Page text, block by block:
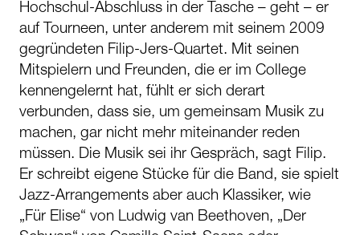
Hochschul-Abschluss in der Tasche – geht – er
auf Tourneen, unter anderem mit seinem 2009
gegründeten Filip-Jers-Quartet. Mit seinen
Mitspielern und Freunden, die er im College
kennengelernt hat, fühlt er sich derart
verbunden, dass sie, um gemeinsam Musik zu
machen, gar nicht mehr miteinander reden
müssen. Die Musik sei ihr Gespräch, sagt Filip.
Er schreibt eigene Stücke für die Band, sie spielt
Jazz-Arrangements aber auch Klassiker, wie
„Für Elise“ von Ludwig van Beethoven, „Der